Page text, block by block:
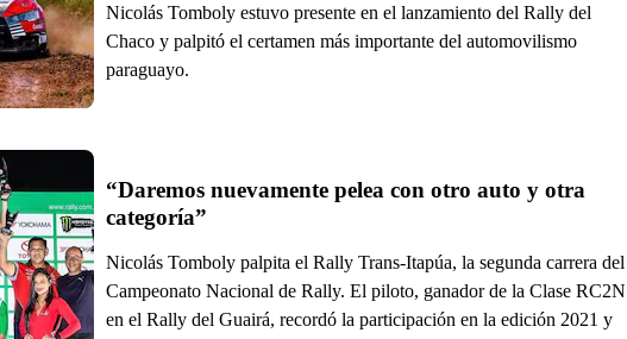
Nicolás Tomboly estuvo presente en el lanzamiento del Rally del
Chaco y palpitó el certamen más importante del automovilismo
paraguayo.
“Daremos nuevamente pelea con otro auto y otra
categoría”
Nicolás Tomboly palpita el Rally Trans-Itapúa, la segunda carrera del
Campeonato Nacional de Rally. El piloto, ganador de la Clase RC2N
en el Rally del Guairá, recordó la participación en la edición 2021 y